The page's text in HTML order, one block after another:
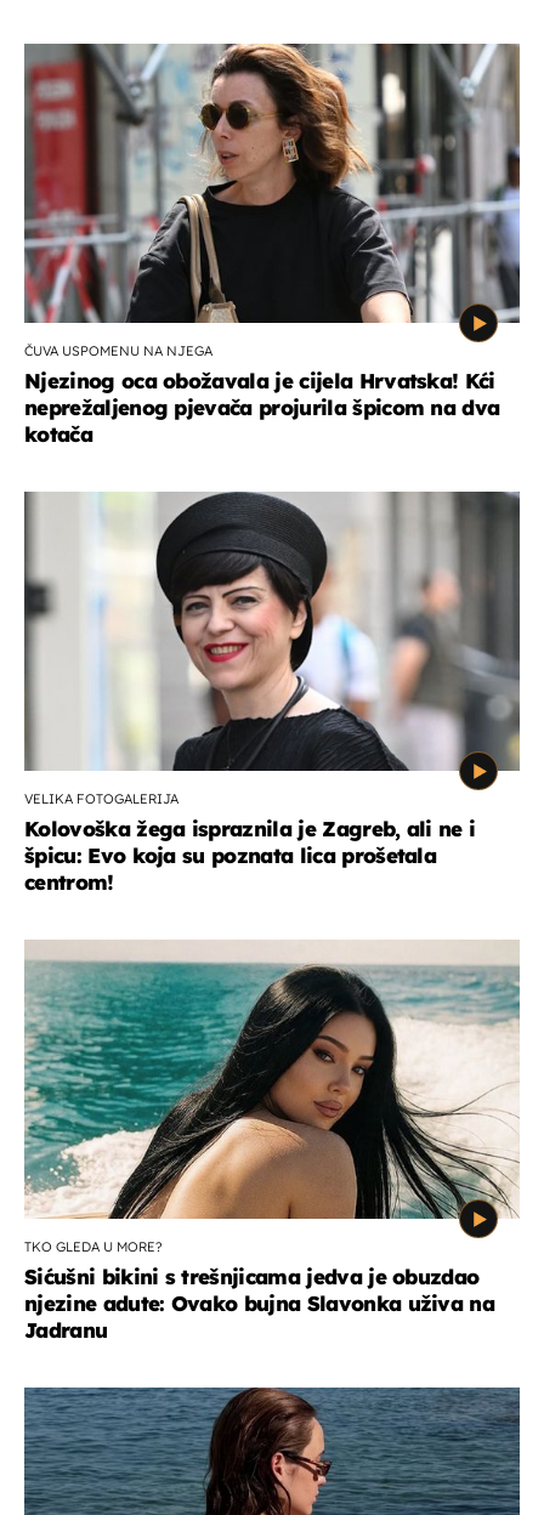
ČUVA USPOMENU NA NJEGA
Njezinog oca obožavala je cijela Hrvatska! Kći
neprežaljenog pjevača projurila špicom na dva
kotača
VELIKA FOTOGALERIJA
Kolovoška žega ispraznila je Zagreb, ali ne i
špicu: Evo koja su poznata lica prošetala
centrom!
TKO GLEDA U MORE?
Sićušni bikini s trešnjicama jedva je obuzdao
njezine adute: Ovako bujna Slavonka uživa na
Jadranu